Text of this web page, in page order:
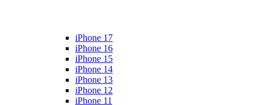
iPhone 17
iPhone 16
iPhone 15
iPhone 14
iPhone 13
iPhone 12
iPhone 11